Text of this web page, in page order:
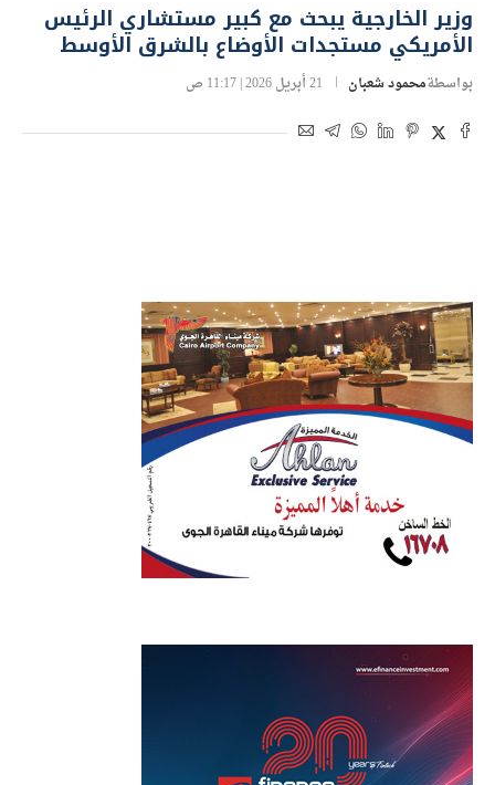
طاقة
وزير الخارجية يبحث مع كبير مستشاري الرئيس
الأمريكي مستجدات الأوضاع بالشرق الأوسط
بواسطة محمود شعبان 21 أبريل 2026 | 11:17 ص